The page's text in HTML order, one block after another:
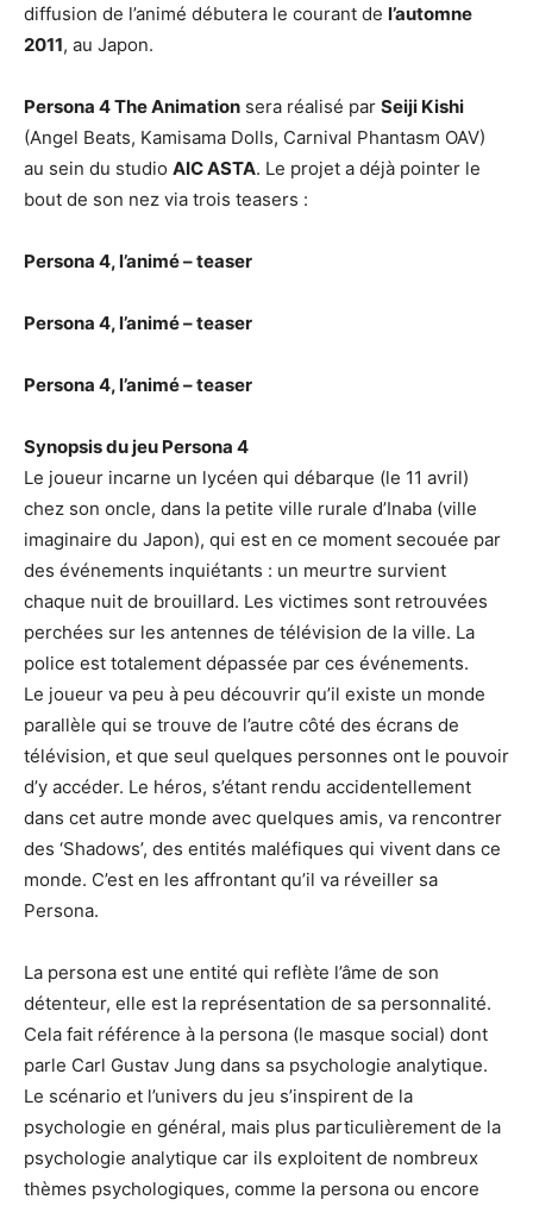
diffusion de l’animé débutera le courant de l’automne
2011, au Japon.
Persona 4 The Animation sera réalisé par Seiji Kishi
(Angel Beats, Kamisama Dolls, Carnival Phantasm OAV)
au sein du studio AIC ASTA. Le projet a déjà pointer le
bout de son nez via trois teasers :
Persona 4, l’animé – teaser
Persona 4, l’animé – teaser
Persona 4, l’animé – teaser
Synopsis du jeu Persona 4
Le joueur incarne un lycéen qui débarque (le 11 avril)
chez son oncle, dans la petite ville rurale d’Inaba (ville
imaginaire du Japon), qui est en ce moment secouée par
des événements inquiétants : un meurtre survient
chaque nuit de brouillard. Les victimes sont retrouvées
perchées sur les antennes de télévision de la ville. La
police est totalement dépassée par ces événements.
Le joueur va peu à peu découvrir qu’il existe un monde
parallèle qui se trouve de l’autre côté des écrans de
télévision, et que seul quelques personnes ont le pouvoir
d’y accéder. Le héros, s’étant rendu accidentellement
dans cet autre monde avec quelques amis, va rencontrer
des ‘Shadows’, des entités maléfiques qui vivent dans ce
monde. C’est en les affrontant qu’il va réveiller sa
Persona.
La persona est une entité qui reflète l’âme de son
détenteur, elle est la représentation de sa personnalité.
Cela fait référence à la persona (le masque social) dont
parle Carl Gustav Jung dans sa psychologie analytique.
Le scénario et l’univers du jeu s’inspirent de la
psychologie en général, mais plus particulièrement de la
psychologie analytique car ils exploitent de nombreux
thèmes psychologiques, comme la persona ou encore